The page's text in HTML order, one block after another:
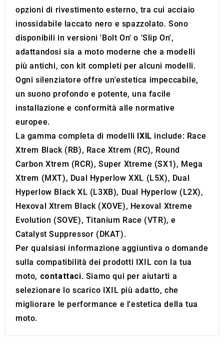
opzioni di rivestimento esterno, tra cui acciaio
inossidabile laccato nero e spazzolato. Sono
disponibili in versioni 'Bolt On' o 'Slip On',
adattandosi sia a moto moderne che a modelli
più antichi, con kit completi per alcuni modelli.
Ogni silenziatore offre un'estetica impeccabile,
un suono profondo e potente, una facile
installazione e conformità alle normative
europee.
La gamma completa di modelli IXIL include: Race
Xtrem Black (RB), Race Xtrem (RC), Round
Carbon Xtrem (RCR), Super Xtreme (SX1), Mega
Xtrem (MXT), Dual Hyperlow XXL (L5X), Dual
Hyperlow Black XL (L3XB), Dual Hyperlow (L2X),
Hexoval Xtrem Black (XOVE), Hexoval Xtreme
Evolution (SOVE), Titanium Race (VTR), e
Catalyst Suppressor (DKAT).
Per qualsiasi informazione aggiuntiva o domande
sulla compatibilità dei prodotti IXIL con la tua
moto, contattaci. Siamo qui per aiutarti a
selezionare lo scarico IXIL più adatto, che
migliorare le performance e l'estetica della tua
moto.